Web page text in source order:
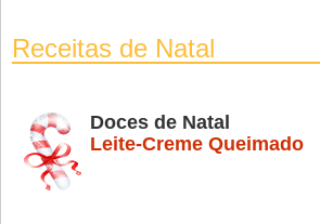
Receitas de Natal
Doces de Natal
Leite-Creme Queimado